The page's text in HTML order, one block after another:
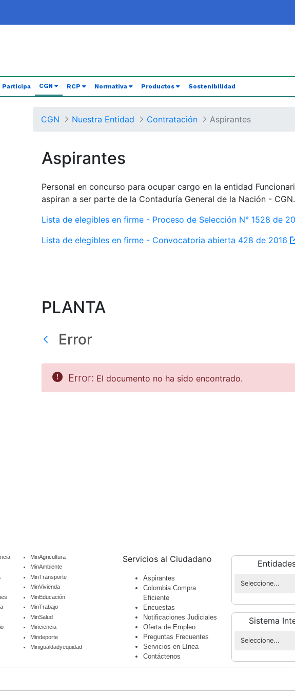
Participa CGN (current)
RCP Normativa Productos Sostenibilidad
CGN Nuestra Entidad Contratación Aspirantes
Aspirantes
Personal en concurso para ocupar cargo en la entidad
aspiran a ser parte de la Contaduría General de la Nación - CGN.
Lista de elegibles en firme - Proceso de Selección N° 1528 de
Lista de elegibles en firme - Convocatoria abierta 428 de 2016
PLANTA
Error
Error: El documento no ha sido encontrado.
MinAgricultura
MinAmbiente
MinTransporte
MinVivienda
MinEducación
MinTrabajo
MinSalud
Minciencia
Mindeporte
Minigualdadyequidad
Servicios al Ciudadano
Aspirantes
Colombia Compra
Eficiente
Encuestas
Notificaciones Judiciales
Oferta de Empleo
Preguntas Frecuentes
Servicios en Línea
Contáctenos
Sistema